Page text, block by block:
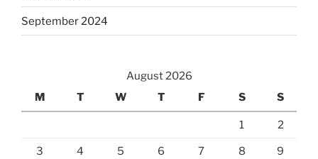
September 2024
August 2026
M
T W T F S S
1 2
3 4 5 6 7 8 9